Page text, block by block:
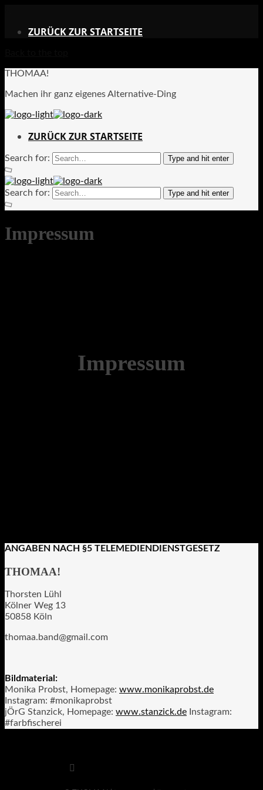
ZURÜCK ZUR STARTSEITE
THOMAA!
Machen ihr ganz eigenes Alternative-Ding
ZURÜCK ZUR STARTSEITE
Search for: Type and hit enter
Search for: Type and hit enter
Impressum
Impressum
ANGABEN NACH §5 TELEMEDIENDIENSTGESETZ
THOMAA!
Thorsten Lühl
Kölner Weg 13
50858 Köln
thomaa.band@gmail.com
Bildmaterial:
Monika Probst, Homepage: www.monikaprobst.de
Instagram: #monikaprobst
jÖrG Stanzick, Homepage: www.stanzick.de Instagram:
#farbfischerei